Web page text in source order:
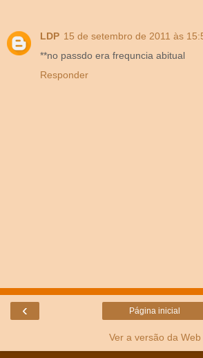
LDP 15 de setembro de 2011 às
**no passdo era frequncia abitual
Responder
‹ Página inicial
Ver a versão da Web